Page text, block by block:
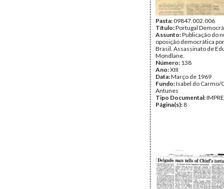
Pasta:09847.002.006
Título:Portugal
Assunto:Publicação do
oposição democrática
Brasil. Assassinato de
Mondlane.
Número: 138
Ano:XIII
Data:Março de 1969
Fundo:Isabel do Carmo/
Antunes
Tipo Documental:
Página(s): 8